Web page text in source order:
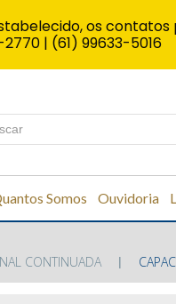
Somos Ouvidoria
CONTINUADA
os contatos
| (61) 99633-5016